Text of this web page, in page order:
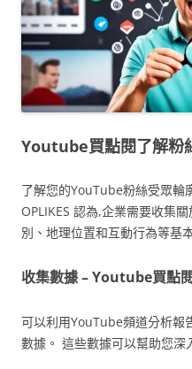
Youtube買點閱了解粉
了解您的YouTube粉絲受眾輪
OPLIKES 認為,企業需要收集
別、地理位置和互動行為等基
收集數據 – Youtube買點
可以利用YouTube頻道分析報
數據。 這些數據可以幫助您深